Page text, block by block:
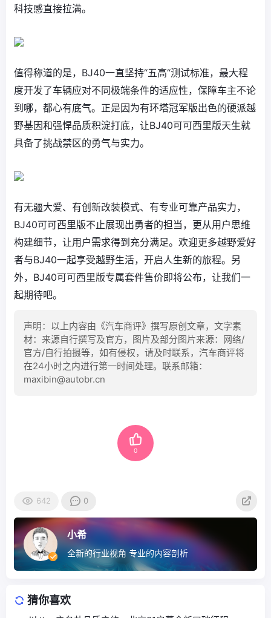
科技感直接拉满。
值得称道的是，BJ40一直坚持“五高“测试标准，最大程
度开发了车辆应对不同极端条件的适应性，保障车主不论
到哪，都心有底气。正是因为有环塔冠军版出色的硬派越
野基因和强悍品质积淀打底，让BJ40可可西里版天生就
具备了挑战禁区的勇气与实力。
有无疆大爱、有创新改装模式、有专业可靠产品实力，
BJ40可可西里版不止展现出勇者的担当，更从用户思维
构建细节，让用户需求得到充分满足。欢迎更多越野爱好
者与BJ40一起享受越野生活，开启人生新的旅程。另
外，BJ40可可西里版专属套件售价即将公布，让我们一
起期待吧。
声明：以上内容由《汽车商评》撰写原创文章，文字素
材：来源自行撰写及官方，图片及部分图片来源：网络/
官方/自行拍摄等，如有侵权，请及时联系，汽车商评将
在24小时之内进行第一时间处理。联系邮箱：
maxibin@autobr.cn
0
642 0
小希
全新的行业视角 专业的内容剖析
猜你喜欢